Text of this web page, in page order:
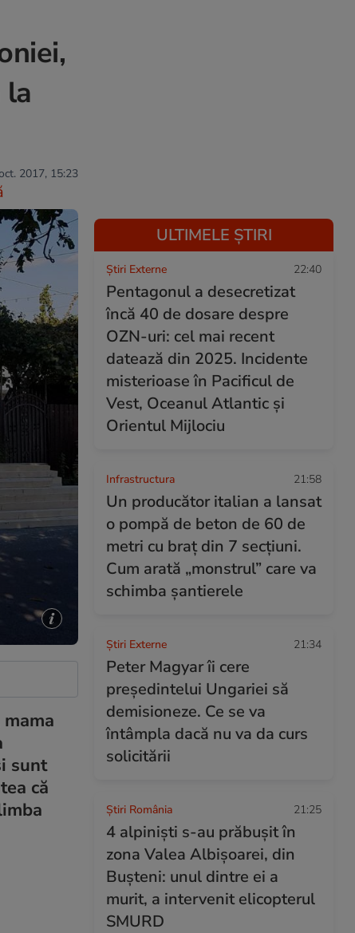
2017, 15:23
sunt
că
ULTIMELE ȘTIRI
Știri Externe 22:40
Pentagonul a desecretizat
încă 40 de dosare despre
OZN-uri: cel mai recent
datează din 2025. Incidente
misterioase în Pacificul de
Vest, Oceanul Atlantic și
Orientul Mijlociu
Infrastructura 21:58
Un producător italian a lansat
o pompă de beton de 60 de
metri cu braț din 7 secțiuni.
Cum arată „monstrul” care va
schimba șantierele
Știri Externe 21:34
Peter Magyar îi cere
președintelui Ungariei să
demisioneze. Ce se va
întâmpla dacă nu va da curs
solicitării
Știri România 21:25
4 alpiniști s-au prăbușit în
zona Valea Albișoarei, din
Bușteni: unul dintre ei a
murit, a intervenit elicopterul
SMURD